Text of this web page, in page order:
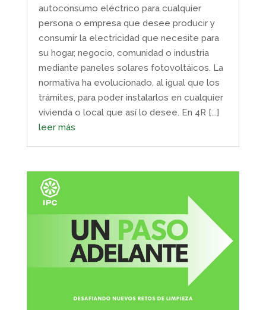
autoconsumo eléctrico para cualquier
persona o empresa que desee producir y
consumir la electricidad que necesite para
su hogar, negocio, comunidad o industria
mediante paneles solares fotovoltáicos. La
normativa ha evolucionado, al igual que los
trámites, para poder instalarlos en cualquier
vivienda o local que así lo desee. En 4R [...]
leer más